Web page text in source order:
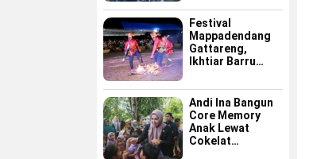
Persembahkan
Spot Foto
Instagramable di
Pulau Pannikiang
Festival
Mappadendang
Gattareng,
Ikhtiar Barru
Budaya sebagai
Destinasi Wisata
Andi Ina Bangun
Core Memory
Anak Lewat
Cokelat